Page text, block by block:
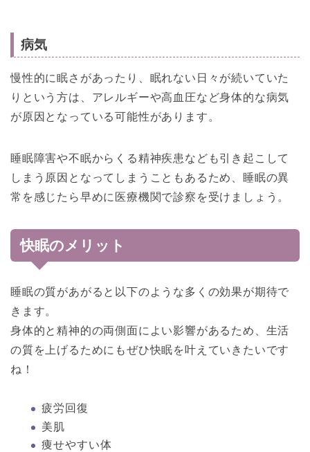
病気
慢性的に眠さがあったり、眠れない日々が続いていた
りという方は、アレルギーや高血圧など身体的な病気
が原因となっている可能性があります。
睡眠障害や不眠からくる精神疾患なども引き起こして
しまう原因となってしまうこともあるため、睡眠の異
常を感じたら早めに医療機関で診察を受けましょう。
快眠のメリット
睡眠の質があがると以下のような多くの効果が期待で
きます。
身体的と精神的の両側面によい影響があるため、生活
の質を上げるためにもぜひ快眠を叶えていきたいです
ね！
疲労回復
美肌
痩せやすい体